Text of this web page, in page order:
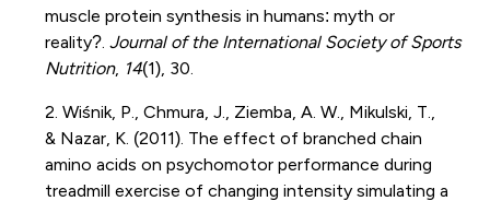
muscle protein synthesis in humans: myth or
reality?. Journal of the International Society of Sports
Nutrition, 14(1), 30.
2. Wiśnik, P., Chmura, J., Ziemba, A. W., Mikulski, T.,
& Nazar, K. (2011). The effect of branched chain
amino acids on psychomotor performance during
treadmill exercise of changing intensity simulating a